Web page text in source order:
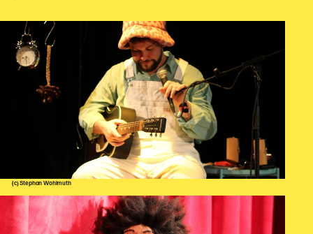
SERVICE
Karten + Preise
Anfahrt
Vermietung
Newsletter
SPENDEN + FÖRDERN
Translate to English
SUCHESuchbegriffe
(c) Stephan Wohlmuth